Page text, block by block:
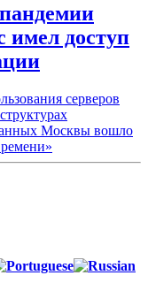
имел доступ
серверов
Москвы вошло